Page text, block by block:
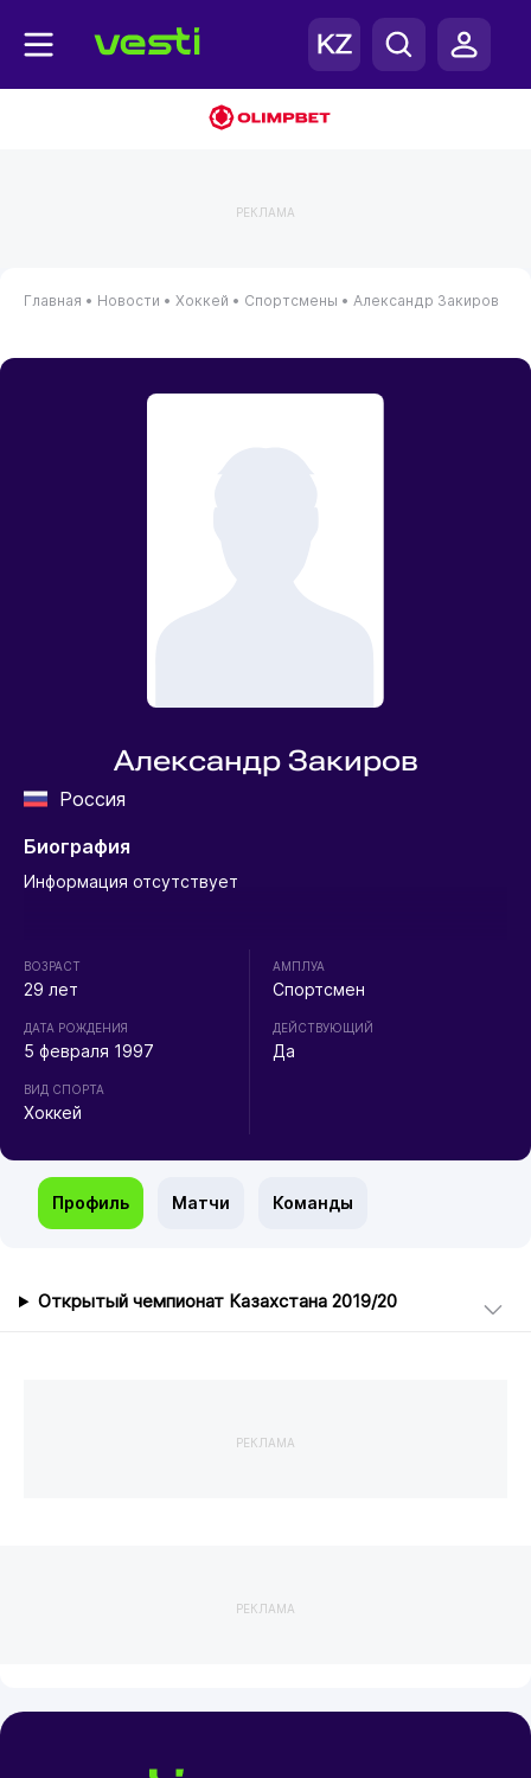
РЕКЛАМА
Главная • Новости • Хоккей • Спортсмены • Александр Закиров
Александр Закиров
Россия
Биография
Информация отсутствует
ВОЗРАСТ
29 лет
ДАТА РОЖДЕНИЯ
5 февраля 1997
ВИД СПОРТА
Хоккей
АМПЛУА
Спортсмен
ДЕЙСТВУЮЩИЙ
Да
Профиль Матчи Команды
Открытый чемпионат Казахстана 2019/20
РЕКЛАМА
РЕКЛАМА